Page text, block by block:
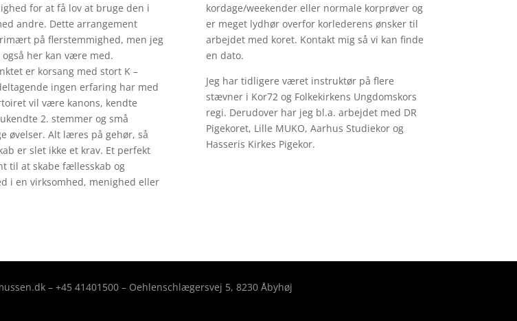
for at få lov at bruge den i
andre. Dette arrangement
på flerstemmighed, men jeg
her kan være med.
er korsang med stort K –
ingen erfaring har med
vil være kanons, kendte
2. stemmer og små
øvelser. Alt læres på gehør, så
er slet ikke et krav. Et perfekt
til at skabe fællesskab og
i en virksomhed, menighed eller
kordage/weekender eller normale korprøver og
er meget lydhør overfor korlederens ønsker til
arbejdet med koret. Kontakt mig så vi kan finde
en dato.
Jeg har tidligere været instruktør på flere
stævner i Kor72 og Folkekirkens Ungdomskors
regi. Derudover har jeg bl.a. arbejdet med DR
Pigekoret, Lille MUKO, Aarhus Studiekor og
Hasseris Kirkes Pigekor.
– +45 41401500 – Oehlenschlægersvej 5, 8230 Åbyhøj